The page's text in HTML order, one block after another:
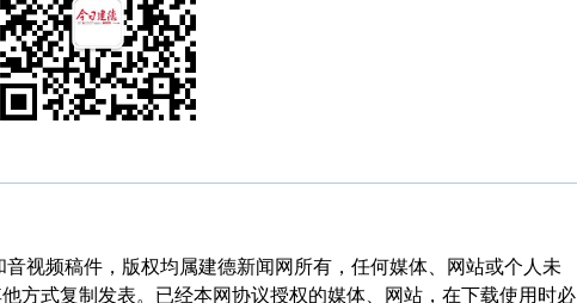
视频稿件，版权均属建德新闻网所有，任何媒体、网站或个人未
方式复制发表。已经本网协议授权的媒体、网站，在下载使用时必